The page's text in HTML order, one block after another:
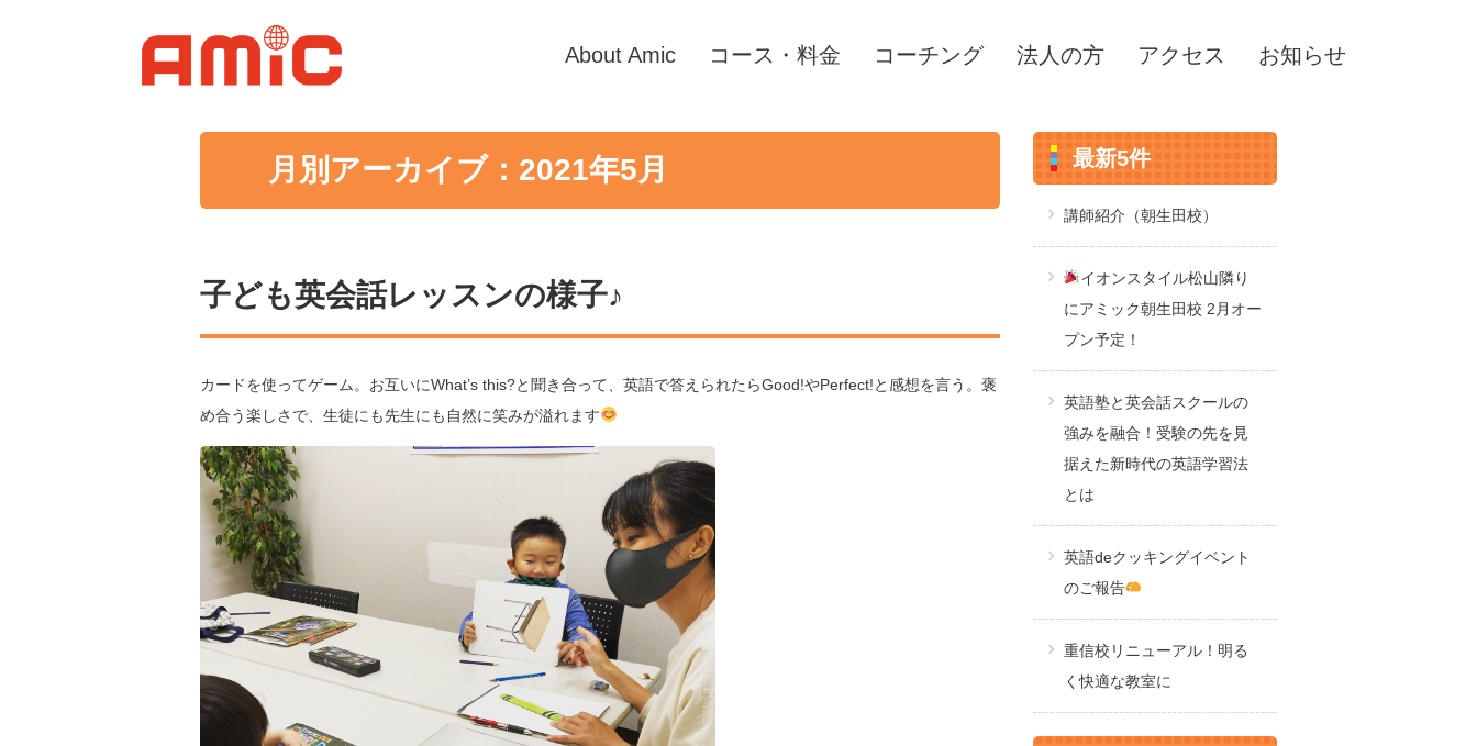
About Amic コース・料金 コーチング 法人の方 アクセス お知らせ
月別アーカイブ：2021年5月
子ども英会話レッスンの様子♪
カードを使ってゲーム。お互いにWhat’s this?と聞き合って、英語で答えられたらGood!やPerfect!と感想を言う。褒
め合う楽しさで、生徒にも先生にも自然に笑みが溢れます
最新5件
講師紹介（朝生田校）
イオンスタイル松山隣り
にアミック朝生田校 2月オー
プン予定！
英語塾と英会話スクールの
強みを融合！受験の先を見
据えた新時代の英語学習法
とは
英語deクッキングイベント
のご報告
重信校リニューアル！明る
く快適な教室に